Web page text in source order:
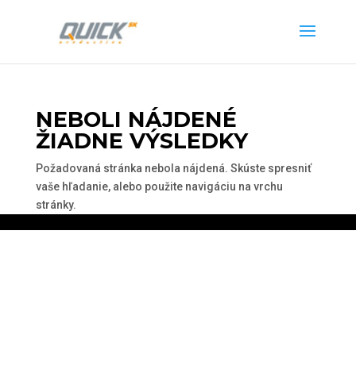
NEBOLI NÁJDENÉ
ŽIADNE VÝSLEDKY
Požadovaná stránka nebola nájdená. Skúste spresniť
vaše hľadanie, alebo použite navigáciu na vrchu
stránky.